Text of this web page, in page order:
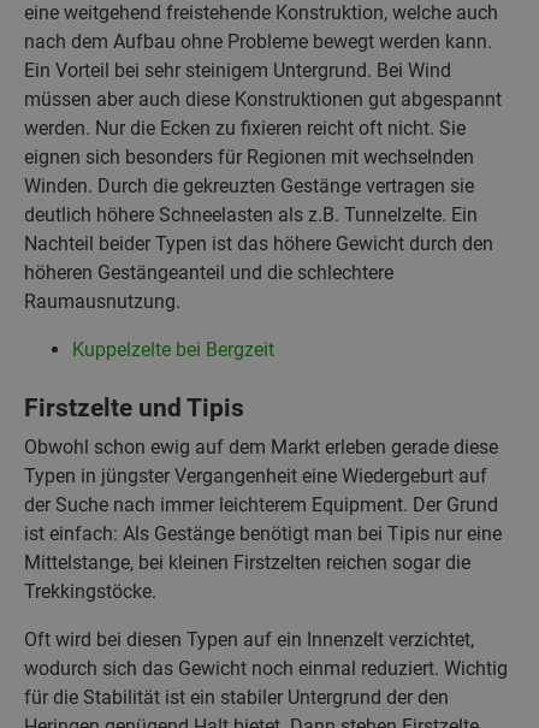
eine weitgehend freistehende Konstruktion, welche auch
nach dem Aufbau ohne Probleme bewegt werden kann.
Ein Vorteil bei sehr steinigem Untergrund. Bei Wind
müssen aber auch diese Konstruktionen gut abgespannt
werden. Nur die Ecken zu fixieren reicht oft nicht. Sie
eignen sich besonders für Regionen mit wechselnden
Winden. Durch die gekreuzten Gestänge vertragen sie
deutlich höhere Schneelasten als z.B. Tunnelzelte. Ein
Nachteil beider Typen ist das höhere Gewicht durch den
höheren Gestängeanteil und die schlechtere
Raumausnutzung.
Kuppelzelte bei Bergzeit
Firstzelte und Tipis
Obwohl schon ewig auf dem Markt erleben gerade diese
Typen in jüngster Vergangenheit eine Wiedergeburt auf
der Suche nach immer leichterem Equipment. Der Grund
ist einfach: Als Gestänge benötigt man bei Tipis nur eine
Mittelstange, bei kleinen Firstzelten reichen sogar die
Trekkingstöcke.
Oft wird bei diesen Typen auf ein Innenzelt verzichtet,
wodurch sich das Gewicht noch einmal reduziert. Wichtig
für die Stabilität ist ein stabiler Untergrund der den